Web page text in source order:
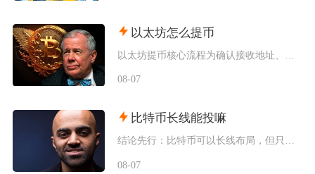
以太坊怎么提币
08-07
比特币长线能投嘛
结论先行：比特币可以长线布局，但只适合风险承受能力极强、能够接受资产大幅回撤、只用闲钱小额
08-07